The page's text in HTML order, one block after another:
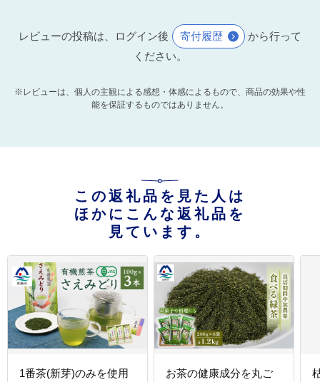
レビューの投稿は、ログイン後 寄付履歴
から行って
ください。
※レビューは、個人の主観による感想・体感によるもので、商品の効果や性
能を保証するものではありません。
この返礼品を見た人は
ほかにこんな返礼品を
見ています。
1番茶(新芽)のみを使用
お茶の健康成分を丸ご